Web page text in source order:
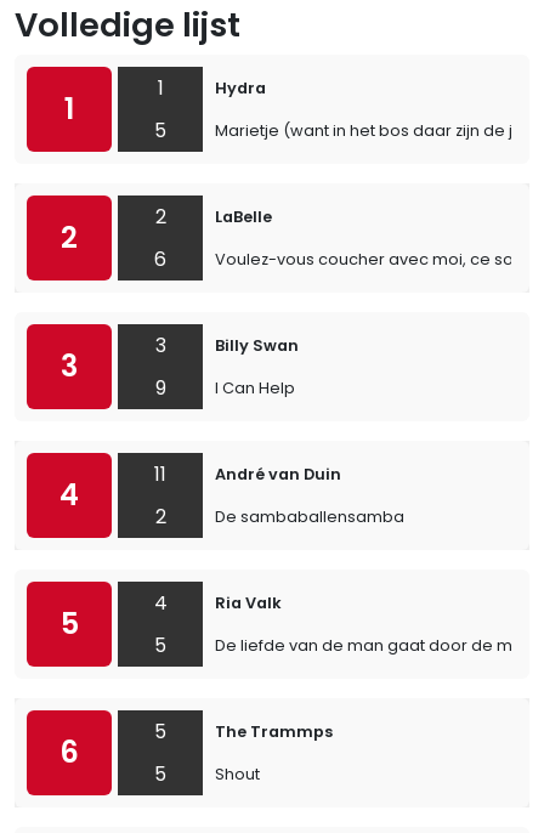
Volledige lijst
1
1
5
Hydra
Marietje (want in het bos daar zijn de
2
2
6
LaBelle
Voulez-vous coucher avec moi, ce soir?
3
3
9
Billy Swan
I Can Help
4
11
2
André van Duin
De sambaballensamba
5
4
5
Ria Valk
De liefde van de man gaat door de maag
6
5
5
The Trammps
Shout